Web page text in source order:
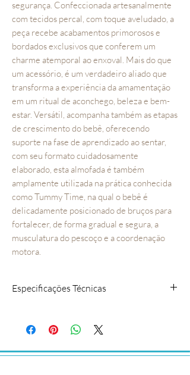
segurança. Confeccionada artesanalmente
com tecidos percal, com toque aveludado, a
peça recebe acabamentos primorosos e
bordados exclusivos que conferem um
charme atemporal ao enxoval. Mais do que
um acessório, é um verdadeiro aliado que
transforma a experiência da amamentação
em um ritual de aconchego, beleza e bem-
estar. Versátil, acompanha também as etapas
de crescimento do bebê, oferecendo
suporte na fase de aprendizado ao sentar,
com seu formato cuidadosamente
elaborado, esta almofada é também
amplamente utilizada na prática conhecida
como Tummy Time, na qual o bebê é
delicadamente posicionado de bruços para
fortalecer, de forma gradual e segura, a
musculatura do pescoço e a coordenação
motora.
Especificações Técnicas
facilitando a retirada do enchimento na
COMPOSIÇÃO: Tecidos 100%